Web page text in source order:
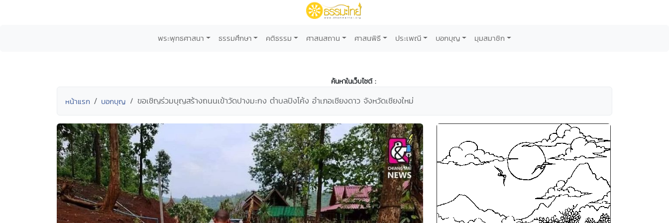
พระพุทธศาสนา ธรรมศึกษา คติธรรม ศาสนสถาน ศาสนพิธี ประเพณี บอกบุญ มุมสมาชิก
ค้นหาในเว็บไซต์ :
หน้าแรก บอกบุญ ขอเชิญร่วมบุญสร้างถนนเข้าวัดปางมะกง ตำบลปิงโค้ง อำเภอเชียงดาว จังหวัดเชียงใหม่